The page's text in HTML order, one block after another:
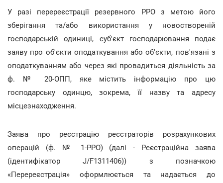
У разі перереєстрації резервного РРО з метою його
зберігання та/або використання у новоствореній
господарській одиниці, суб'єкт господарювання подає
заяву про об'єкти оподаткування або об'єкти, пов'язані з
оподаткуванням або через які провадиться діяльність за
ф. № 20-ОПП, яке містить інформацію про цю
господарську одинцю, зокрема, її назву та адресу
місцезнаходження.
Заява про реєстрацію реєстраторів розрахункових
операцій (ф. № 1-РРО) (далі - Реєстраційна заява
(ідентифікатор J/F1311406)) з позначкою
«Перереєстрація» оформлюється та надається до